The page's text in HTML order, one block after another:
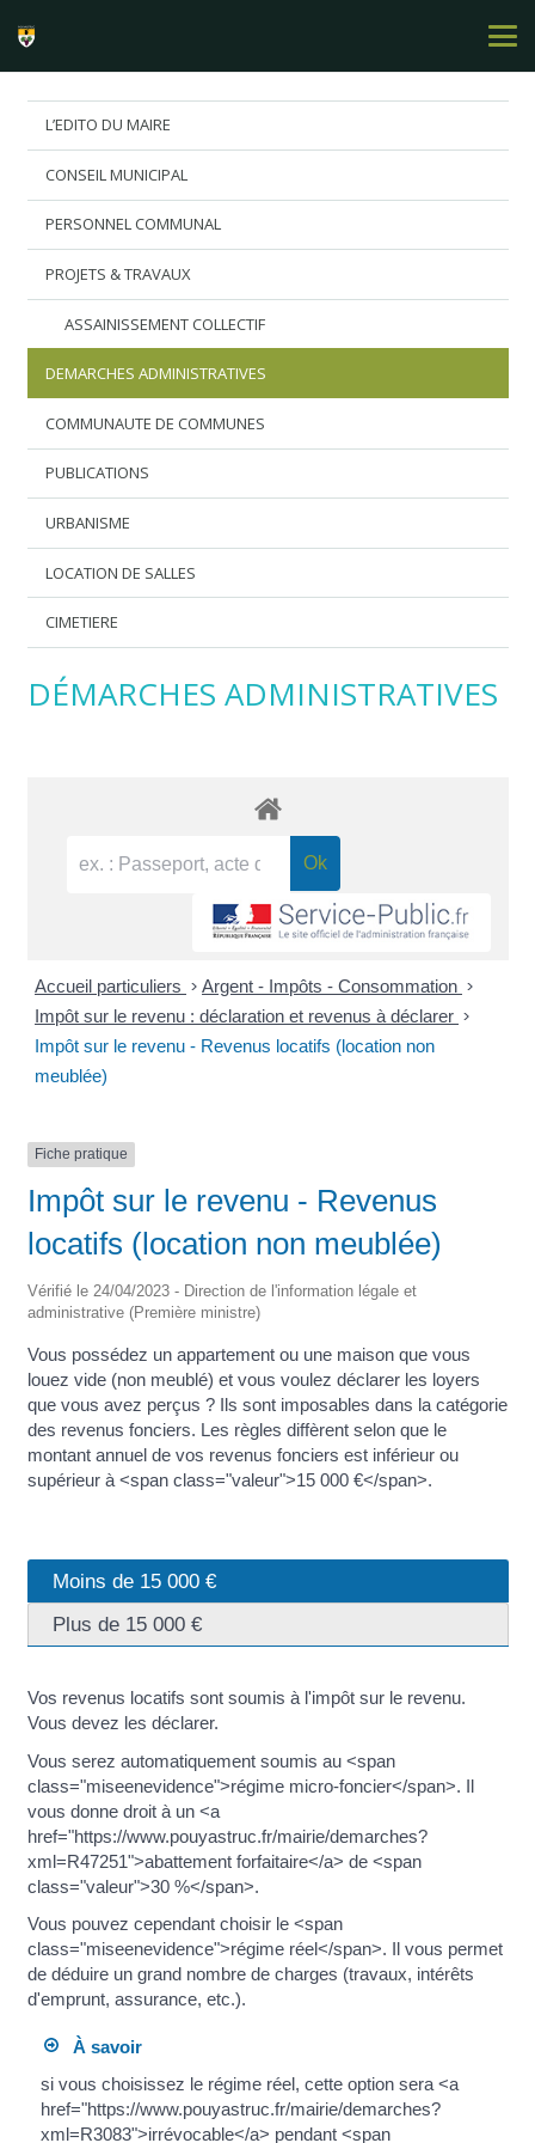
L’EDITO DU MAIRE
CONSEIL MUNICIPAL
PERSONNEL COMMUNAL
PROJETS & TRAVAUX
ASSAINISSEMENT COLLECTIF
DEMARCHES ADMINISTRATIVES
COMMUNAUTE DE COMMUNES
PUBLICATIONS
URBANISME
LOCATION DE SALLES
CIMETIERE
DÉMARCHES ADMINISTRATIVES
Accueil particuliers > Argent - Impôts - Consommation >
Impôt sur le revenu : déclaration et revenus à déclarer >
Impôt sur le revenu - Revenus locatifs (location non
meublée)
Fiche pratique
Impôt sur le revenu - Revenus
locatifs (location non meublée)
Vérifié le 24/04/2023 - Direction de l'information légale et
administrative (Première ministre)
Vous possédez un appartement ou une maison que vous
louez vide (non meublé) et vous voulez déclarer les loyers
que vous avez perçus ? Ils sont imposables dans la catégorie
des revenus fonciers. Les règles diffèrent selon que le
montant annuel de vos revenus fonciers est inférieur ou
supérieur à <span class="valeur">15 000 €</span>.
Moins de 15 000 €
Plus de 15 000 €
Vos revenus locatifs sont soumis à l'impôt sur le revenu.
Vous devez les déclarer.
Vous serez automatiquement soumis au <span
class="miseenevidence">régime micro-foncier</span>. Il
vous donne droit à un <a
href="https://www.pouyastruc.fr/mairie/demarches?
xml=R47251">abattement forfaitaire</a> de <span
class="valeur">30 %</span>.
Vous pouvez cependant choisir le <span
class="miseenevidence">régime réel</span>. Il vous permet
de déduire un grand nombre de charges (travaux, intérêts
d'emprunt, assurance, etc.).
À savoir
si vous choisissez le régime réel, cette option sera <a
href="https://www.pouyastruc.fr/mairie/demarches?
xml=R3083">irrévocable</a> pendant <span